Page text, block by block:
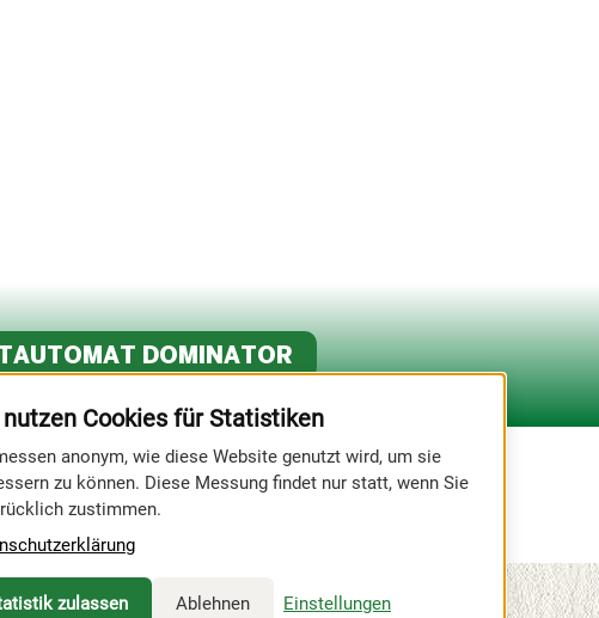
DOMINATOR
Cookies für Statistiken
anonym, wie diese Website genutzt wird, um sie
zu können. Diese Messung findet nur statt, wenn Sie
zustimmen.
zulassen Ablehnen Einstellungen